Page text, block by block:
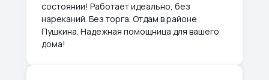
состоянии! Работает идеально, без
нареканий. Без торга. Отдам в районе
Пушкина. Надежная помощница для вашего
дома!